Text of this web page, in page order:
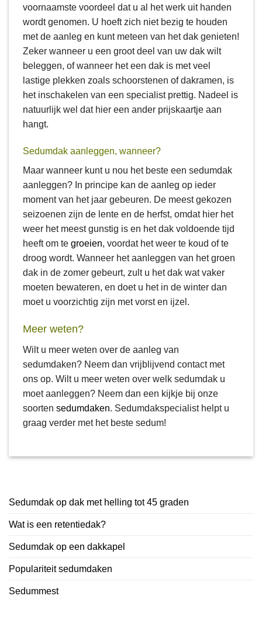
voornaamste voordeel dat u al het werk uit handen
wordt genomen. U hoeft zich niet bezig te houden
met de aanleg en kunt meteen van het dak genieten!
Zeker wanneer u een groot deel van uw dak wilt
beleggen, of wanneer het een dak is met veel
lastige plekken zoals schoorstenen of dakramen, is
het inschakelen van een specialist prettig. Nadeel is
natuurlijk wel dat hier een ander prijskaartje aan
hangt.
Sedumdak aanleggen, wanneer?
Maar wanneer kunt u nou het beste een sedumdak
aanleggen? In principe kan de aanleg op ieder
moment van het jaar gebeuren. De meest gekozen
seizoenen zijn de lente en de herfst, omdat hier het
weer het meest gunstig is en het dak voldoende tijd
heeft om te groeien, voordat het weer te koud of te
droog wordt. Wanneer het aanleggen van het groen
dak in de zomer gebeurt, zult u het dak wat vaker
moeten bewateren, en doet u het in de winter dan
moet u voorzichtig zijn met vorst en ijzel.
Meer weten?
Wilt u meer weten over de aanleg van
sedumdaken? Neem dan vrijblijvend contact met
ons op. Wilt u meer weten over welk sedumdak u
moet aanleggen? Neem dan een kijkje bij onze
soorten sedumdaken. Sedumdakspecialist helpt u
graag verder met het beste sedum!
Sedumdak op dak met helling tot 45 graden
Wat is een retentiedak?
Sedumdak op een dakkapel
Populariteit sedumdaken
Sedummest